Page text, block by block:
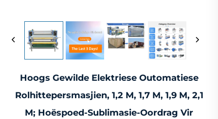
Hoogs Gewilde Elektriese Outomatiese
Rolhittepersmasjien, 1,2 M, 1,7 M, 1,9 M, 2,1
M; Hoëspoed-Sublimasie-Oordrag Vir